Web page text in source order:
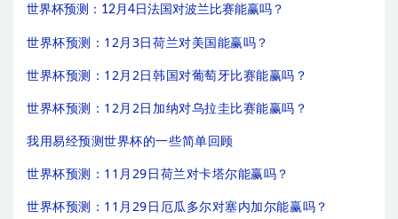
世界杯预测：12月4日法国对波兰比赛能赢吗？
世界杯预测：12月3日荷兰对美国能赢吗？
世界杯预测：12月2日韩国对葡萄牙比赛能赢吗？
世界杯预测：12月2日加纳对乌拉圭比赛能赢吗？
我用易经预测世界杯的一些简单回顾
世界杯预测：11月29日荷兰对卡塔尔能赢吗？
世界杯预测：11月29日厄瓜多尔对塞内加尔能赢吗？